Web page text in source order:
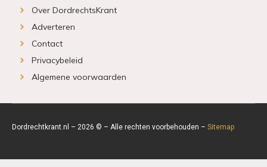
Over DordrechtsKrant
Adverteren
Contact
Privacybeleid
Algemene voorwaarden
Dordrechtkrant.nl – 2026 © – Alle rechten voorbehouden – Sitemap